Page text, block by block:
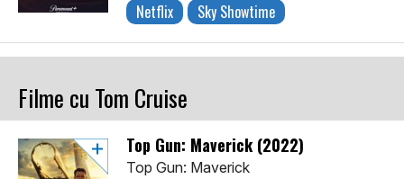
Netflix Sky Showtime
Filme cu Tom Cruise
Top Gun: Maverick (2022)
Top Gun: Maverick